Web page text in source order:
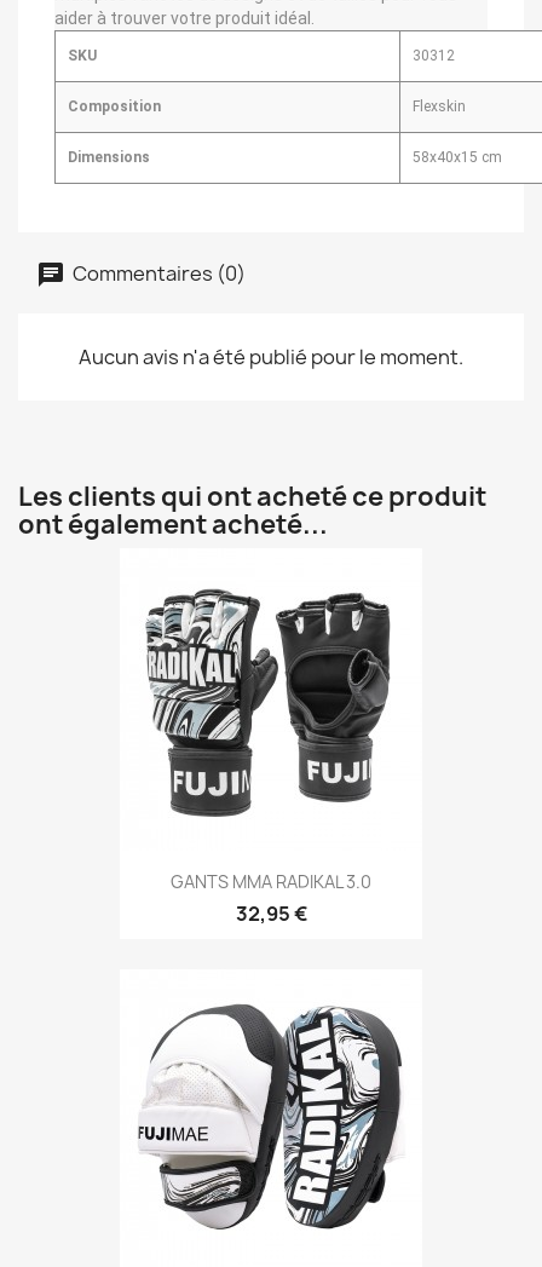
aider à trouver votre produit idéal.
SKU 30312
Composition Flexskin
Dimensions 58x40x15 cm
Commentaires (0)
Aucun avis n'a été publié pour le moment.
Les clients qui ont acheté ce produit
ont également acheté...
Aperçu rapide
GANTS MMA RADIKAL 3.0
32,95 €